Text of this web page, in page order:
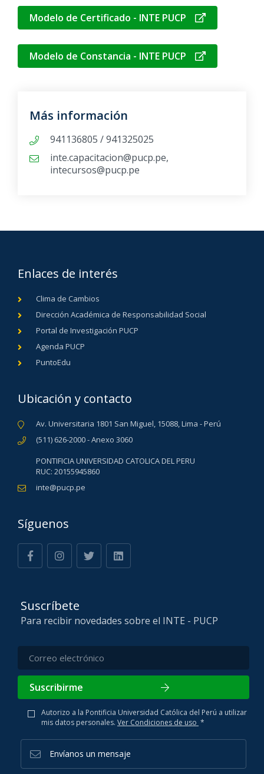
en el Sector Minero Energético
Curso de Capacitación en Economía
Ambiental, Valoración Económica y Estudios
de Impacto Ambiental en el Sector Minero
Energético
Modelo de Certificado - INTE PUCP
Modelo de Constancia - INTE PUCP
Más información
941136805 / 941325025
inte.capacitacion@pucp.pe,
intecursos@pucp.pe
Enlaces de interés
Clima de Cambios
Dirección Académica de Responsabilidad Social
Portal de Investigación PUCP
Agenda PUCP
PuntoEdu
Ubicación y contacto
Av. Universitaria 1801 San Miguel, 15088, Lima - Perú
(511) 626-2000 - Anexo 3060
PONTIFICIA UNIVERSIDAD CATOLICA DEL PERU
RUC: 20155945860
inte@pucp.pe
Síguenos
Suscríbete
Para recibir novedades sobre el INTE - PUCP
Suscribirme
Autorizo a la Pontificia Universidad Católica del Perú a utilizar
mis datos personales. Ver Condiciones de uso *
Envíanos un mensaje